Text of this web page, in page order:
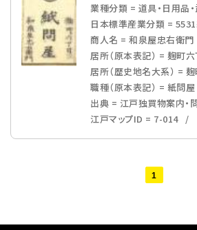
業種分類 = 道具・日用品
日本標準産業分類 =
商人名 = 和泉屋忠右衛門
居所（原本表記） = 麹町
居所（歴史地名大系） =
職種（原本表記） = 紙問屋
出典 = 江戸独買物案内・
江戸マップID = 7-014
1